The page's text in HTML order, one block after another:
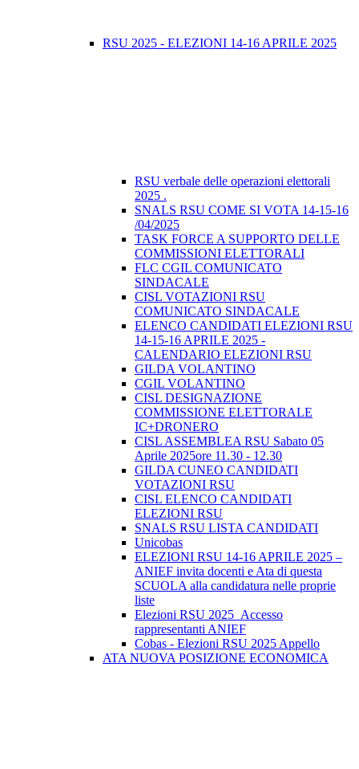
RSU 2025 - ELEZIONI 14-16 APRILE 2025
RSU verbale delle operazioni elettorali
2025 .
SNALS RSU COME SI VOTA 14-15-16
/04/2025
TASK FORCE A SUPPORTO DELLE
COMMISSIONI ELETTORALI
FLC CGIL COMUNICATO
SINDACALE
CISL VOTAZIONI RSU
COMUNICATO SINDACALE
ELENCO CANDIDATI ELEZIONI RSU
14-15-16 APRILE 2025 -
CALENDARIO ELEZIONI RSU
GILDA VOLANTINO
CGIL VOLANTINO
CISL DESIGNAZIONE
COMMISSIONE ELETTORALE
IC+DRONERO
CISL ASSEMBLEA RSU Sabato 05
Aprile 2025ore 11.30 - 12.30
GILDA CUNEO CANDIDATI
VOTAZIONI RSU
CISL ELENCO CANDIDATI
ELEZIONI RSU
SNALS RSU LISTA CANDIDATI
Unicobas
ELEZIONI RSU 14-16 APRILE 2025 –
ANIEF invita docenti e Ata di questa
SCUOLA alla candidatura nelle proprie
liste
Elezioni RSU 2025_Accesso
rappresentanti ANIEF
Cobas - Elezioni RSU 2025 Appello
ATA NUOVA POSIZIONE ECONOMICA